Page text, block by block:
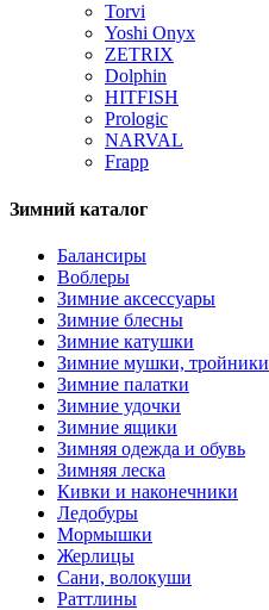
Torvi
Yoshi Onyx
ZETRIX
Dolphin
HITFISH
Prologic
NARVAL
Frapp
Зимний каталог
Балансиры
Воблеры
Зимние аксессуары
Зимние блесны
Зимние катушки
Зимние мушки, тройники
Зимние палатки
Зимние удочки
Зимние ящики
Зимняя одежда и обувь
Зимняя леска
Кивки и наконечники
Ледобуры
Мормышки
Жерлицы
Сани, волокуши
Раттлины